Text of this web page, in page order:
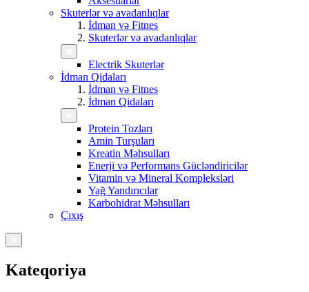
Skuterlər və avadanlıqlar
İdman və Fitnes
Skuterlər və avadanlıqlar
Electrik Skuterlər
İdman Qidaları
İdman və Fitnes
İdman Qidaları
Protein Tozları
Amin Turşuları
Kreatin Məhsulları
Enerji və Performans Gücləndiricilər
Vitamin və Mineral Kompleksləri
Yağ Yandırıcılar
Karbohidrat Məhsulları
Çıxış
Kateqoriya